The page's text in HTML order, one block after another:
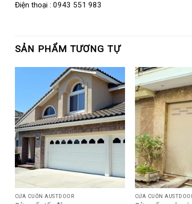
Điện thoại : 0943 551 983
SẢN PHẨM TƯƠNG TỰ
CỬA CUỐN AUSTDOOR CỬA CUỐN